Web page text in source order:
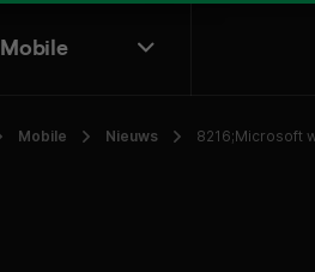
Mobile
Mobile Nieuws 8216;Microsoft